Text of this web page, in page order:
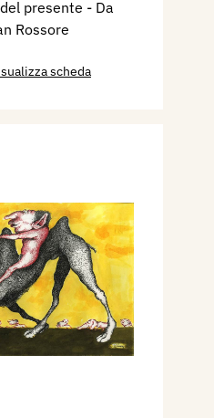
presente - Da
Rossore
scheda